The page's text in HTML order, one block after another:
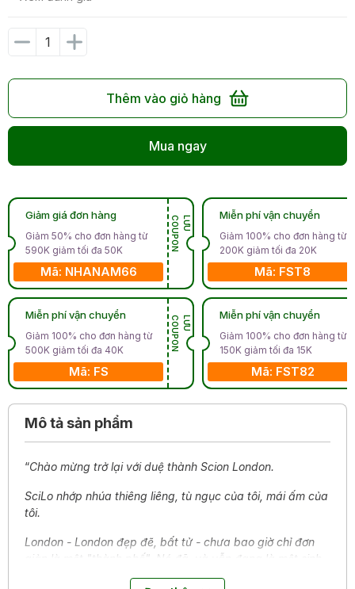
Thêm vào giỏ hàng
Mua ngay
Giảm giá đơn hàng
Giảm 50% cho đơn hàng từ
590K giảm tối đa 50K
Mã: NHANAM66
L
Ư
U
C
O
U
P
O
N
Miễn phí vận chuyển
Giảm 100% cho đơn hàng từ
500K giảm tối đa 40K
Mã: FS
L
Ư
U
C
O
U
P
O
N
Miễn phí vận chuyển
Giảm 100% cho đơn hàng từ
200K giảm tối đa 20K
Mã: FST8
Miễn phí vận chuyển
Giảm 100% cho đơn hàng từ
150K giảm tối đa 15K
Mã: FST82
Mô tả sản phẩm
“Chào mừng trở lại với duệ thành Scion London.
SciLo nhớp nhúa thiêng liêng, tù ngục của tôi, mái ấm của
tôi.
London - London đẹp đẽ, bất tử - chưa bao giờ chỉ đơn
giản là một "thành phố". Nó đã, và vẫn đang là một sinh
vật có sức sống, có hơi thở. Nó giấu kín những bí mật